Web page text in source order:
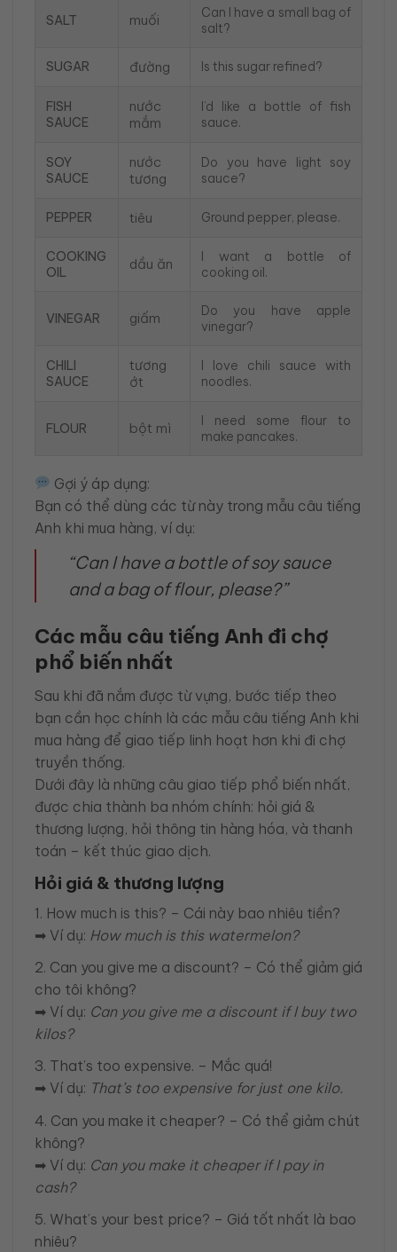
SALT muối
Can I have a small bag of
salt?
SUGAR đường Is this sugar refined?
FISH
SAUCE
nước
mắm
I’d like a bottle of fish
sauce.
SOY
SAUCE
nước
tương
Do you have light soy
sauce?
PEPPER tiêu Ground pepper, please.
COOKING
OIL
dầu ăn
I want a bottle of
cooking oil.
VINEGAR giấm
Do you have apple
vinegar?
CHILI
SAUCE
tương
ớt
I love chili sauce with
noodles.
FLOUR bột mì
I need some flour to
make pancakes.
Gợi ý áp dụng:
Bạn có thể dùng các từ này trong mẫu câu tiếng
Anh khi mua hàng, ví dụ:
“Can I have a bottle of soy sauce
and a bag of flour, please?”
Các mẫu câu tiếng Anh đi chợ
phổ biến nhất
Sau khi đã nắm được từ vựng, bước tiếp theo
bạn cần học chính là các mẫu câu tiếng Anh khi
mua hàng để giao tiếp linh hoạt hơn khi đi chợ
truyền thống.
Dưới đây là những câu giao tiếp phổ biến nhất,
được chia thành ba nhóm chính: hỏi giá &
thương lượng, hỏi thông tin hàng hóa, và thanh
toán – kết thúc giao dịch.
Hỏi giá & thương lượng
1. How much is this? – Cái này bao nhiêu tiền?
➡ Ví dụ: How much is this watermelon?
2. Can you give me a discount? – Có thể giảm giá
cho tôi không?
➡ Ví dụ: Can you give me a discount if I buy two
kilos?
3. That’s too expensive. – Mắc quá!
➡ Ví dụ: That’s too expensive for just one kilo.
4. Can you make it cheaper? – Có thể giảm chút
không?
➡ Ví dụ: Can you make it cheaper if I pay in
cash?
5. What’s your best price? – Giá tốt nhất là bao
nhiêu?